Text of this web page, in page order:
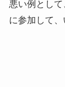
悪い例とし
に参加して、